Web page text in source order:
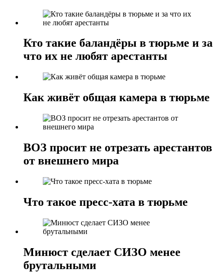
Кто такие баландёры в тюрьме и за
что их не любят арестанты
Как живёт общая камера в тюрьме
ВОЗ просит не отрезать арестантов
от внешнего мира
Что такое пресс-хата в тюрьме
Минюст сделает СИЗО менее
брутальными